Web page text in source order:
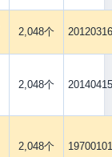
2,048个 20120316
2,048个 20140415
2,048个 19700101